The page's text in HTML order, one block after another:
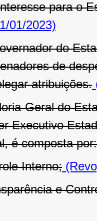
para o
01/2023)
do
de
atribuições.
Geral do
Executivo
é composta por:
Interno;
e